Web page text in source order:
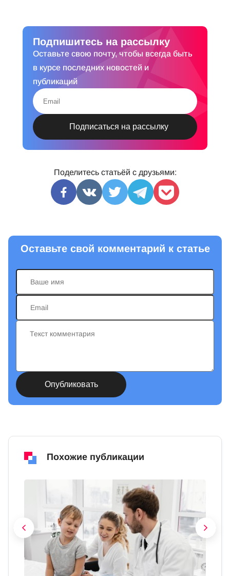
Подпишитесь на рассылку
Оставьте свою почту, чтобы всегда быть
в курсе последних новостей и
публикаций
Поделитесь статьёй с друзьями:
Оставьте свой комментарий к статье
Похожие публикации